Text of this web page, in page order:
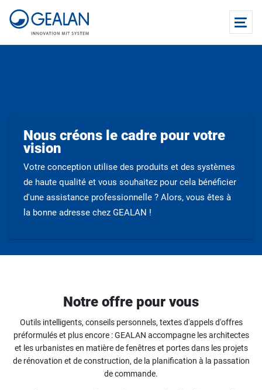
Nous créons le cadre pour votre
vision
Votre conception utilise des produits et des systèmes
de haute qualité et vous souhaitez pour cela bénéficier
d'une assistance professionnelle ? Alors, vous êtes à
la bonne adresse chez GEALAN !
Notre offre pour vous
Outils intelligents, conseils personnels, textes d'appels d'offres
préformulés et plus encore : GEALAN accompagne les architectes
et les urbanistes en matière de fenêtres et portes dans les projets
de rénovation et de construction, de la planification à la passation
de commande.